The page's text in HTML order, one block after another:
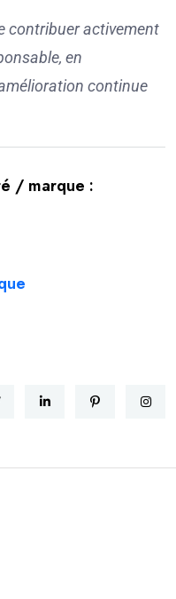
contribuer activement
en
continue
/ marque :